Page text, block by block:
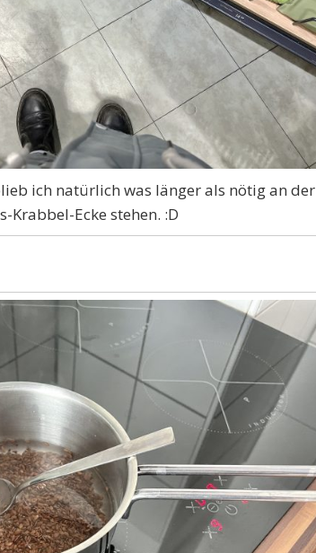
ich natürlich was länger als nötig an der
Krabbel-Ecke stehen. :D